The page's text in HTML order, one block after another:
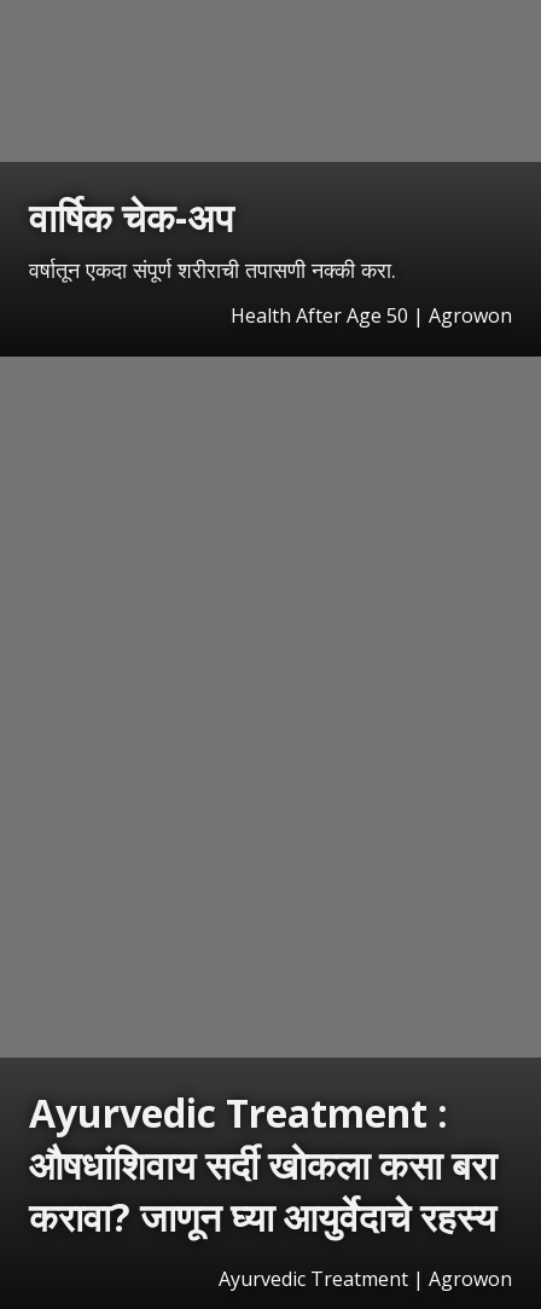
वार्षिक चेक-अप
वर्षातून एकदा संपूर्ण शरीराची तपासणी नक्की करा.
Health After Age 50 | Agrowon
Ayurvedic Treatment :
औषधांशिवाय सर्दी खोकला कसा बरा
करावा? जाणून घ्या आयुर्वेदाचे रहस्य
Ayurvedic Treatment | Agrowon